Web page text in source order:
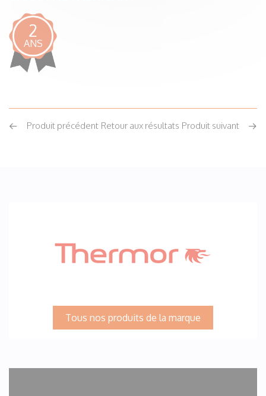
2
ANS
Produit précédent Produit suivant
Retour aux résultats
Tous nos produits de la marque